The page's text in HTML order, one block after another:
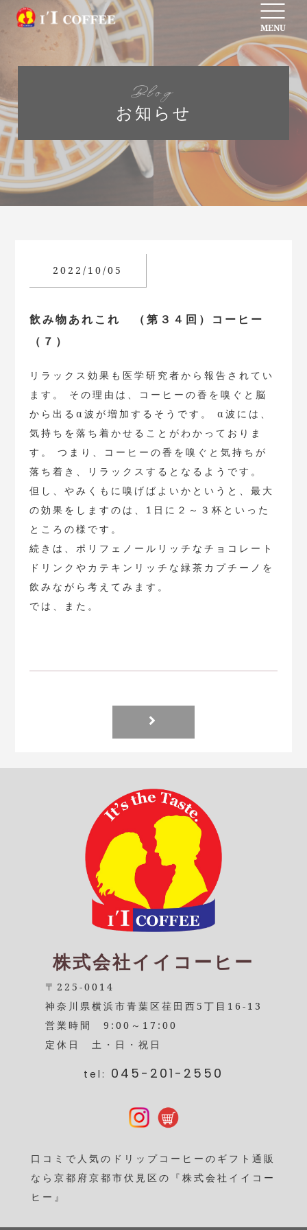
MENU
Blog
お知らせ
2022/10/05
飲み物あれこれ （第３４回）コーヒー
（７）
リラックス効果も医学研究者から報告されてい
ます。 その理由は、コーヒーの香を嗅ぐと脳
から出るα波が増加するそうです。 α波には、
気持ちを落ち着かせることがわかっておりま
す。 つまり、コーヒーの香を嗅ぐと気持ちが
落ち着き、リラックスするとなるようです。
但し、やみくもに嗅げばよいかというと、最大
の効果をしますのは、1日に２～３杯といった
ところの様です。
続きは、ポリフェノールリッチなチョコレート
ドリンクやカテキンリッチな緑茶カプチーノを
飲みながら考えてみます。
では、また。
株式会社イイコーヒー
〒225-0014
神奈川県横浜市青葉区荏田西5丁目16-13
営業時間 9:00～17:00
定休日 土・日・祝日
tel: 045-201-2550
口コミで人気のドリップコーヒーのギフト通販
なら京都府京都市伏見区の『株式会社イイコー
ヒー』